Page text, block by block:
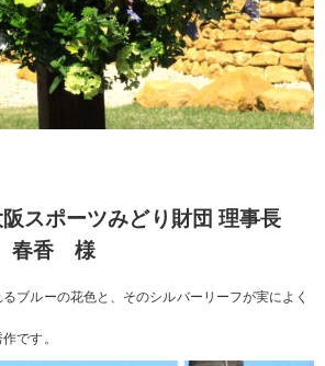
スポーツみどり財団 理事長
春香 様
ブルーの花色と、そのシルバーリーフが実によく
です。